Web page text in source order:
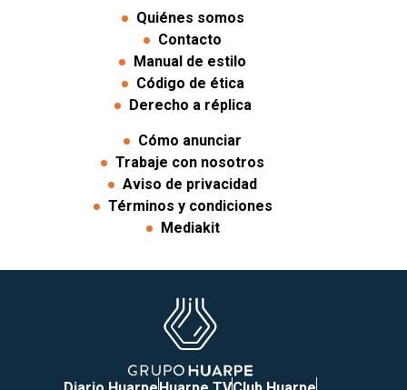
Quiénes somos
Contacto
Manual de estilo
Código de ética
Derecho a réplica
Cómo anunciar
Trabaje con nosotros
Aviso de privacidad
Términos y condiciones
Mediakit